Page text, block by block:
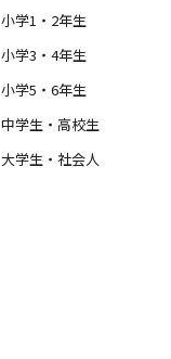
小学1・2年生
小学3・4年生
小学5・6年生
中学生・高校生
大学生・社会人